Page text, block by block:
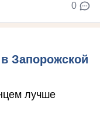
0
Запорожской
лучше